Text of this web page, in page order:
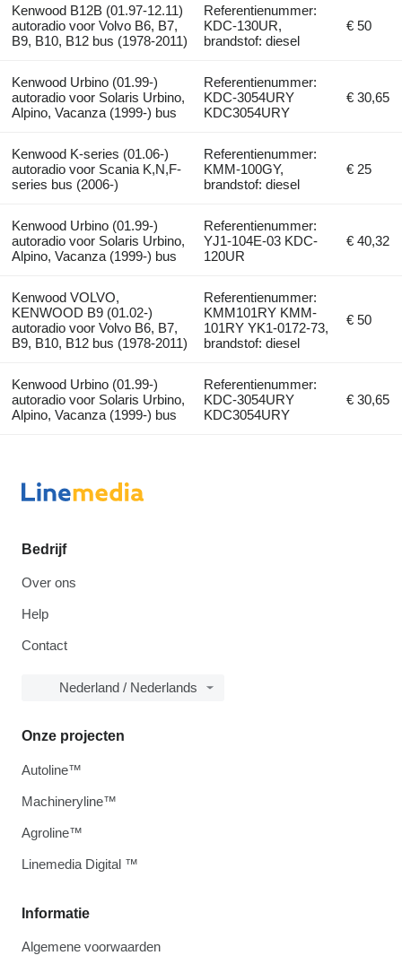
Kenwood B12B (01.97-12.11)
autoradio voor Volvo B6, B7,
B9, B10, B12 bus (1978-2011)
Referentienummer:
KDC-130UR,
brandstof: diesel
€ 50
Kenwood Urbino (01.99-)
autoradio voor Solaris Urbino,
Alpino, Vacanza (1999-) bus
Referentienummer:
KDC-3054URY
KDC3054URY
€ 30,65
Kenwood K-series (01.06-)
autoradio voor Scania K,N,F-
series bus (2006-)
Referentienummer:
KMM-100GY,
brandstof: diesel
€ 25
Kenwood Urbino (01.99-)
autoradio voor Solaris Urbino,
Alpino, Vacanza (1999-) bus
Referentienummer:
YJ1-104E-03 KDC-
120UR
€ 40,32
Kenwood VOLVO,
KENWOOD B9 (01.02-)
autoradio voor Volvo B6, B7,
B9, B10, B12 bus (1978-2011)
Referentienummer:
KMM101RY KMM-
101RY YK1-0172-73,
brandstof: diesel
€ 50
Kenwood Urbino (01.99-)
autoradio voor Solaris Urbino,
Alpino, Vacanza (1999-) bus
Referentienummer:
KDC-3054URY
KDC3054URY
€ 30,65
Bedrijf
Over ons
Help
Contact
Nederland / Nederlands
Informatie
Algemene voorwaarden
Onze projecten
Autoline™
Machineryline™
Agroline™
Linemedia Digital ™